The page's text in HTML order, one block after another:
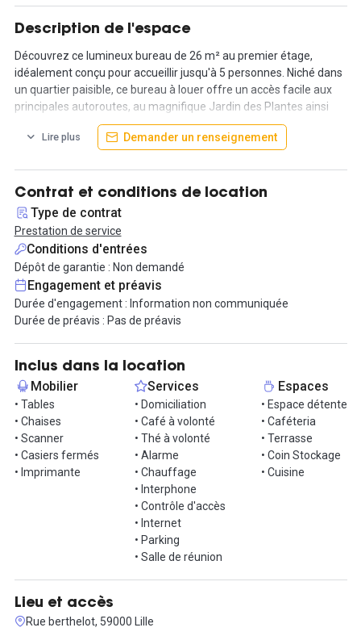
Description de l'espace
Découvrez ce lumineux bureau de 26 m² au premier étage,
idéalement conçu pour accueillir jusqu'à 5 personnes. Niché dans
un quartier paisible, ce bureau à louer offre un accès facile aux
principales autoroutes, au magnifique Jardin des Plantes ainsi
qu'au métro, vous assurant ainsi une connectivité optimale. Le
montant de la prestation est hors charges, les charges sont de
Ce centre d'affaires, propose une variété de bureaux, à partir de
11 m², pour répondre aux besoins évolutifs de votre entreprise.
Chaque bureau est équipé d'un système d'interphone, vous
permettant de contrôler l'accès de vos visiteurs en toute
simplicité.
La sécurité est notre priorité : nos locaux sont accessibles 24
heures sur 24, 7 jours sur 7, et bénéficient d'une surveillance
vidéo constante. La connexion à la fibre optique est disponible
dans tout le centre, tandis que le wifi couvre les espaces
communs pour une connectivité sans faille.
En plus de ces avantages, vous aurez accès à une salle de
réunion, un espace convivial avec cuisine, ainsi qu'à un
magnifique parc arboré et fleuri, le tout inclus dans votre location,
sans frais supplémentaires.
N'hésitez pas à nous contacter pour obtenir de plus amples
informations et venir visiter !
Lire plus Demander un renseignement
Contrat et conditions de location
Type de contrat
Prestation de service
Conditions d'entrées
Dépôt de garantie : Non demandé
Engagement et préavis
Durée d'engagement : Information non communiquée
Durée de préavis : Pas de préavis
Inclus dans la location
Mobilier
• Tables
• Chaises
• Scanner
• Casiers fermés
• Imprimante
Services
• Domiciliation
• Café à volonté
• Thé à volonté
• Alarme
• Chauffage
• Interphone
• Contrôle d'accès
• Internet
• Parking
• Salle de réunion
Espaces
• Espace détente
• Caféteria
• Terrasse
• Coin Stockage
• Cuisine
Lieu et accès
Rue berthelot, 59000 Lille